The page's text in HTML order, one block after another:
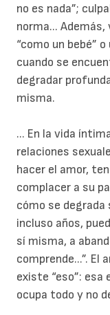
no es nada”;
norma...
“como un bebé”
cuando se
degradar
misma.
... En la vida
relaciones
hacer el amor,
complacer a su
cómo se degrada
incluso años,
sí misma, a
comprende...”. El
existe “eso”: esa
ocupa todo y no